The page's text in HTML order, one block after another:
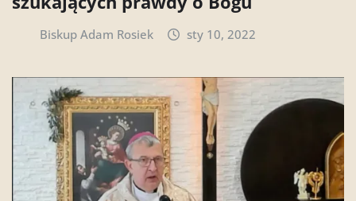
Biskup Adam Rosiek sty 10, 2022